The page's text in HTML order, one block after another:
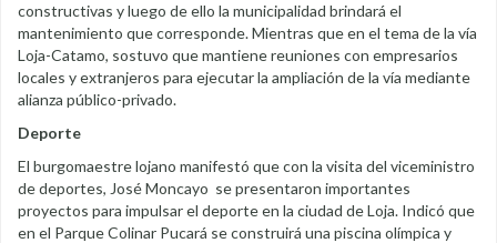
constructivas y luego de ello la municipalidad brindará el
mantenimiento que corresponde. Mientras que en el tema de la vía
Loja-Catamo, sostuvo que mantiene reuniones con empresarios
locales y extranjeros para ejecutar la ampliación de la vía mediante
alianza público-privado.
Deporte
El burgomaestre lojano manifestó que con la visita del viceministro
de deportes, José Moncayo se presentaron importantes
proyectos para impulsar el deporte en la ciudad de Loja. Indicó que
en el Parque Colinar Pucará se construirá una piscina olímpica y